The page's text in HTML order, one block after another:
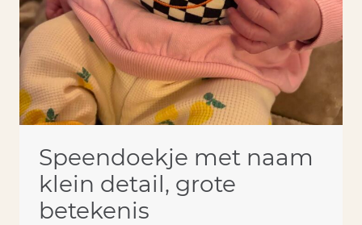
Speendoekje met naam
klein detail, grote
betekenis